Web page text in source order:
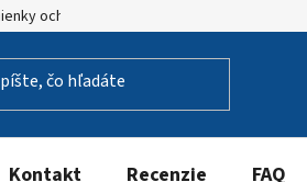
ochrany osobných údajov
Kontakt Recenzie FAQ